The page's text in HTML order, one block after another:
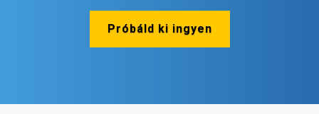
Próbáld ki ingyen